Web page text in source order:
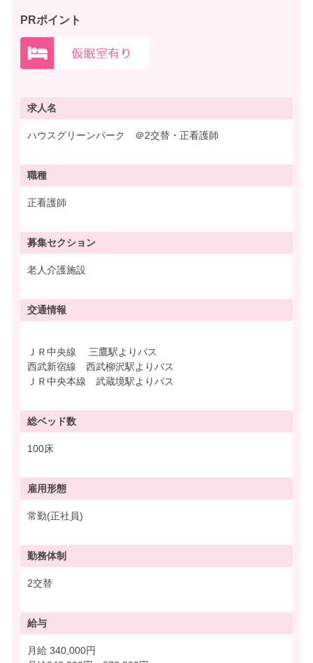
PRポイント
求人名
ハウスグリーンパーク ＠2交替・正看護師
職種
正看護師
募集セクション
老人介護施設
交通情報
ＪＲ中央線 三鷹駅よりバス
西武新宿線 西武柳沢駅よりバス
ＪＲ中央本線 武蔵境駅よりバス
総ベッド数
100床
雇用形態
常勤(正社員)
勤務体制
2交替
給与
月給 340,000円